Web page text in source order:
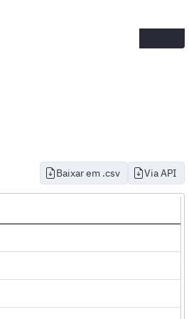
Baixar em .csv Via API